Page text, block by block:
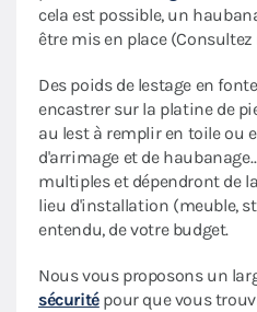
cela est possible, un
être mis en place
Des poids de lestage en
encastrer sur la platine de
au lest à remplir en toile ou
d'arrimage et de
multiples et dépendront de
lieu d'installation (meuble,
entendu, de votre budget.
Nous vous proposons un
sécuritépour que vous